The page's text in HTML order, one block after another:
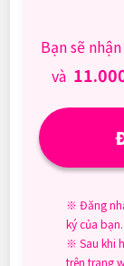
Bạn sẽ
và
※ Đăng
ký của bạn.
※ Sau khi
trên trang